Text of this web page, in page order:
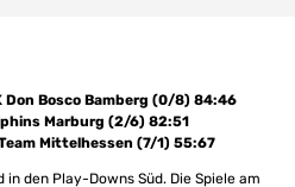
Don Bosco Bamberg (0/8) 84:46
Marburg (2/6) 82:51
Mittelhessen (7/1) 55:67
den Play-Downs Süd. Die Spiele am